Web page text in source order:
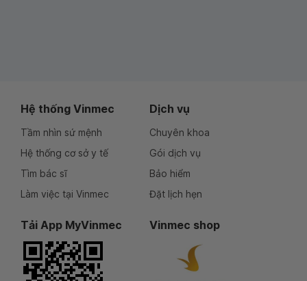
Hệ thống Vinmec
Tầm nhìn sứ mệnh
Hệ thống cơ sở y tế
Tìm bác sĩ
Làm việc tại Vinmec
Dịch vụ
Chuyên khoa
Gói dịch vụ
Bảo hiểm
Đặt lịch hẹn
Tải App MyVinmec Vinmec shop